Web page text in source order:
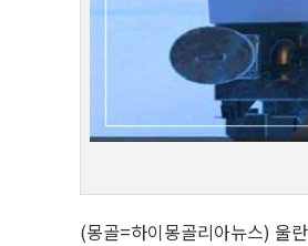
(몽골=하이몽골리아뉴스) 울